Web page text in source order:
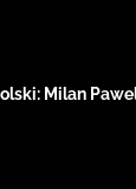
Milan